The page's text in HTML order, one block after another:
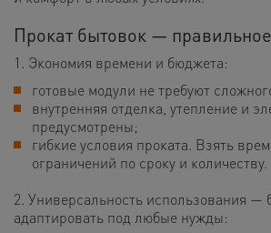
Прокат бытовок —
1. Экономия времени и бюджета:
готовые модули не требуют
внутренняя отделка, утепление и
предусмотрены;
гибкие условия проката. Взять
ограничений по сроку и количеству.
2. Универсальность использования —
адаптировать под любые нужды: